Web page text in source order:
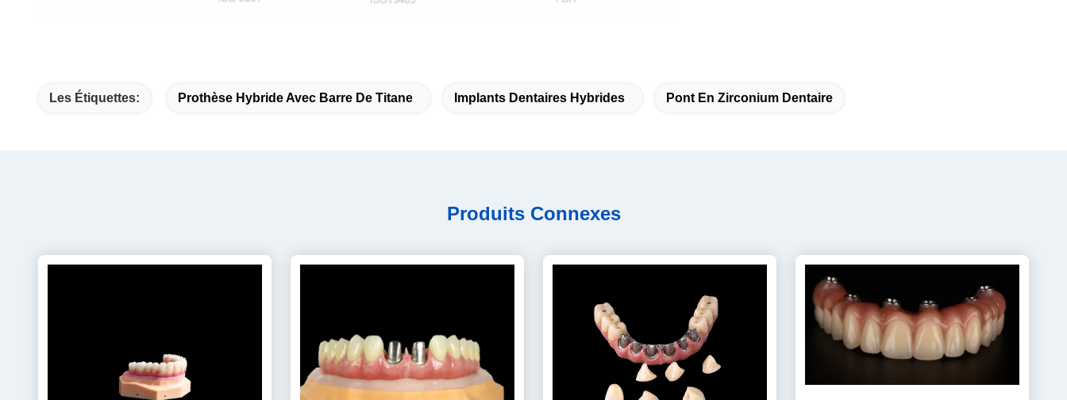
Les Étiquettes: Prothèse Hybride Avec Barre De Titane Implants Dentaires Hybrides Pont En Zirconium Dentaire
Produits Connexes